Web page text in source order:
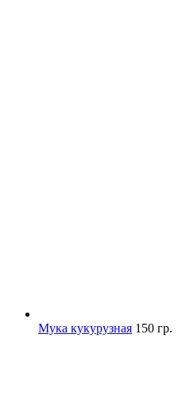
Мука кукурузная 150 гр.